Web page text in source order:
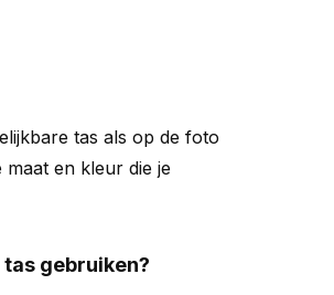
tas als op de foto
en kleur die je
gebruiken?